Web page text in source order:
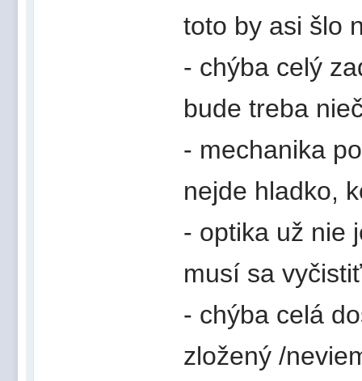
toto by asi šlo
- chýba celý
bude treba
- mechanika
nejde hladko,
- optika už nie
musí sa vyčistiť
- chýba celá
zložený /